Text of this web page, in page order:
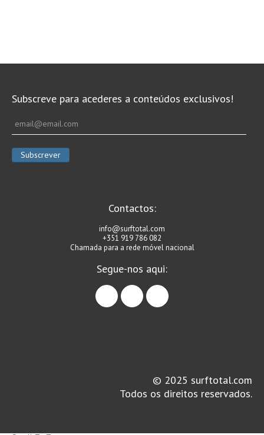
Subscreve para acederes a conteúdos exclusivos!
Contactos:
info@surftotal.com
+351 919 786 082
Chamada para a rede móvel nacional
Segue-nos aqui:
facebookinstagramlinkedin
© 2025 surftotal.com
Todos os direitos reservados.